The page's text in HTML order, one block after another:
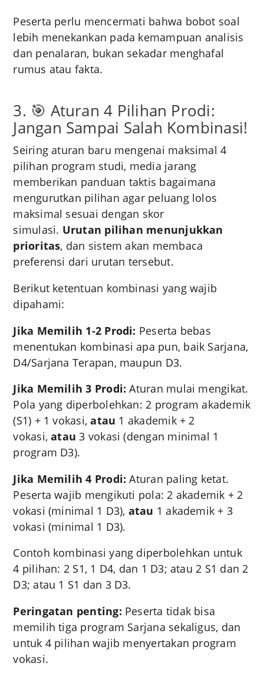
Peserta perlu mencermati bahwa bobot soal
lebih menekankan pada kemampuan analisis
dan penalaran, bukan sekadar menghafal
rumus atau fakta.
3. 🎯 Aturan 4 Pilihan Prodi:
Jangan Sampai Salah Kombinasi!
Seiring aturan baru mengenai maksimal 4
pilihan program studi, media jarang
memberikan panduan taktis bagaimana
mengurutkan pilihan agar peluang lolos
maksimal sesuai dengan skor
simulasi. Urutan pilihan menunjukkan
prioritas, dan sistem akan membaca
preferensi dari urutan tersebut.
Berikut ketentuan kombinasi yang wajib
dipahami:
Jika Memilih 1-2 Prodi: Peserta bebas
menentukan kombinasi apa pun, baik Sarjana,
D4/Sarjana Terapan, maupun D3.
Jika Memilih 3 Prodi: Aturan mulai mengikat.
Pola yang diperbolehkan: 2 program akademik
(S1) + 1 vokasi,atau 1 akademik + 2
vokasi,atau 3 vokasi (dengan minimal 1
program D3).
Jika Memilih 4 Prodi: Aturan paling ketat.
Peserta wajib mengikuti pola: 2 akademik + 2
vokasi (minimal 1 D3), atau 1 akademik + 3
vokasi (minimal 1 D3).
Contoh kombinasi yang diperbolehkan untuk
4 pilihan: 2 S1, 1 D4, dan 1 D3; atau 2 S1 dan 2
D3; atau 1 S1 dan 3 D3.
Peringatan penting: Peserta tidak bisa
memilih tiga program Sarjana sekaligus, dan
untuk 4 pilihan wajib menyertakan program
vokasi.